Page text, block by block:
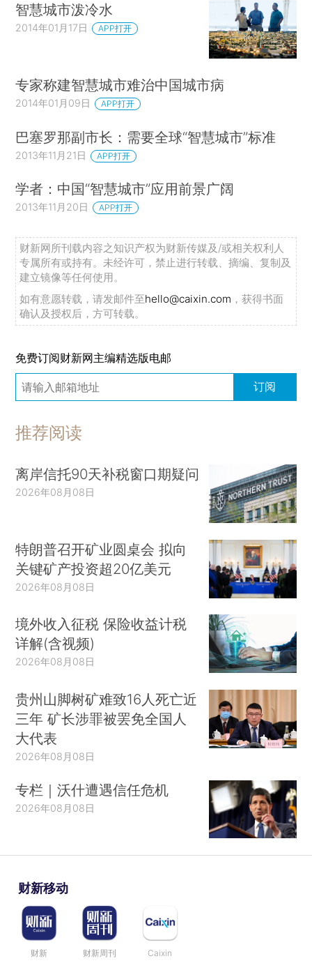
智慧城市泼冷水
2014年01月17日 APP打开
专家称建智慧城市难治中国城市病
2014年01月09日 APP打开
巴塞罗那副市长：需要全球“智慧城市”标准
2013年11月21日 APP打开
学者：中国“智慧城市”应用前景广阔
2013年11月20日 APP打开
财新网所刊载内容之知识产权为财新传媒及/或相关权利人
专属所有或持有。未经许可，禁止进行转载、摘编、复制及
建立镜像等任何使用。
如有意愿转载，请发邮件至hello@caixin.com ，获得书面
确认及授权后，方可转载。
免费订阅财新网主编精选版电邮
订阅
推荐阅读
离岸信托90天补税窗口期疑问
2026年08月08日
特朗普召开矿业圆桌会 拟向
关键矿产投资超20亿美元
2026年08月08日
境外收入征税 保险收益计税
详解(含视频)
2026年08月08日
贵州山脚树矿难致16人死亡近
三年 矿长涉罪被罢免全国人
大代表
2026年08月08日
专栏｜沃什遭遇信任危机
2026年08月08日
财新移动
财新 财新周刊 Caixin